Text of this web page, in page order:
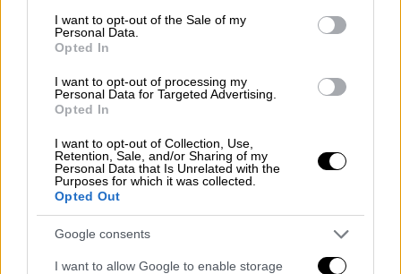
consent section.
I want to opt-out of the Sale of my
Personal Data.
Opted In
I want to opt-out of processing my
Personal Data for Targeted Advertising.
Opted In
I want to opt-out of Collection, Use,
Retention, Sale, and/or Sharing of my
Personal Data that Is Unrelated with the
Purposes for which it was collected.
Opted Out
Google consents
I want to allow Google to enable storage
πρόγραμμα των τελευταίων ημερών
«Η Felicia ξύπνησε με μια φωνή που μόλις
και μετά βίας αναγνωρίζεται.
Το τιρκουάζ
χαλί, οι πρόβες, οι ατελείωτες ώρες στην
ξηρή ατμόσφαιρα της αρένας, οι
πανηγυρισμοί και η συνεχής ομιλία
επιβάρυναν σημαντικά τη φωνή της
Ευτυχώς δεν είναι άρρωστη, ωστόσο της
συστήθηκε απόλυτη φωνητική ξεκούραση
για όλη την ημέρα», ανέφερε χαρακτηριστικά
η ομάδα της.